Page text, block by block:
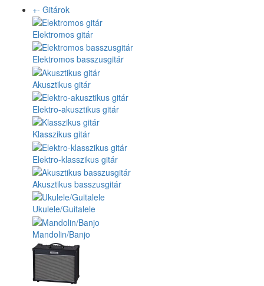
+- Gitárok
Elektromos gitár
Elektromos basszusgitár
Akusztikus gitár
Elektro-akusztikus gitár
Klasszikus gitár
Elektro-klasszikus gitár
Akusztikus basszusgitár
Ukulele/Guitalele
Mandolin/Banjo